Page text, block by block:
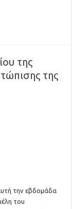
της
της
την εβδομάδα
του